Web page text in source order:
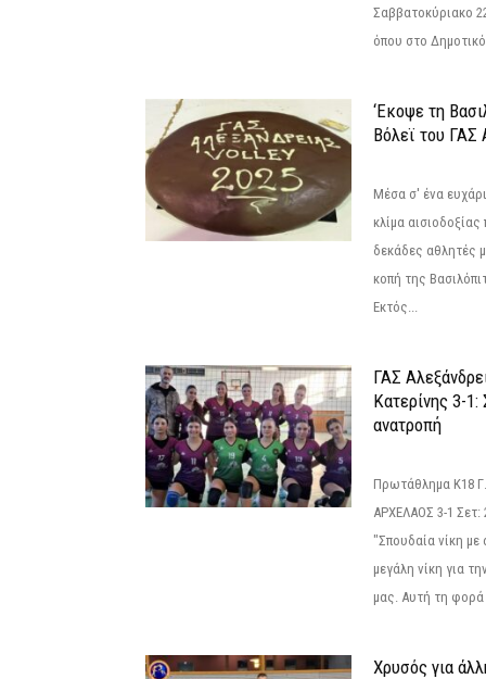
Σαββατοκύριακο
όπου στο
‘Εκοψε τη
Βόλεϊ του ΓΑΣ
Μέσα σ' ένα
κλίμα
δεκάδες αθλητές
κοπή της
Εκτός...
ΓΑΣ
Κατερίνης 3-1:
ανατροπή
Πρωτάθλημα Κ18
ΑΡΧΕΛΑΟΣ 3-1 Σετ:
"Σπουδαία νίκη
μεγάλη νίκη για
μας. Αυτή τη φορά
Χρυσός για